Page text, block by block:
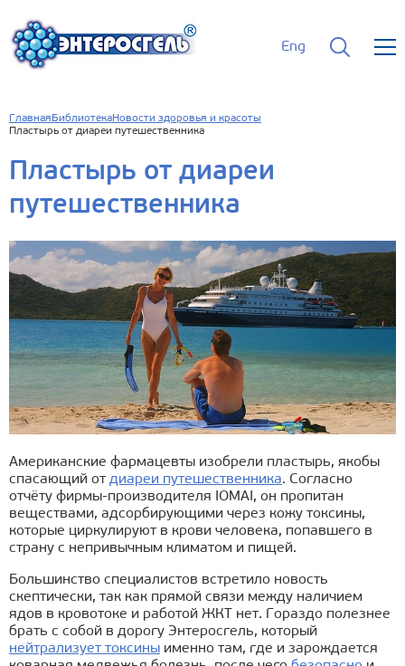
Eng
Главная БиблиотекаНовости здоровья и красоты
Пластырь от диареи путешественника
Пластырь от диареи
путешественника
Американские фармацевты изобрели пластырь, якобы
спасающий отдиареи путешественника. Согласно
отчёту фирмы-производителя IOMAI, он пропитан
веществами, адсорбирующими через кожу токсины,
которые циркулируют в крови человека, попавшего в
страну с непривычным климатом и пищей.
Большинство специалистов встретило новость
скептически, так как прямой связи между наличием
ядов в кровотоке и работой ЖКТ нет. Гораздо полезнее
брать с собой в дорогу Энтеросгель, который
нейтрализует токсины именно там, где и зарождается